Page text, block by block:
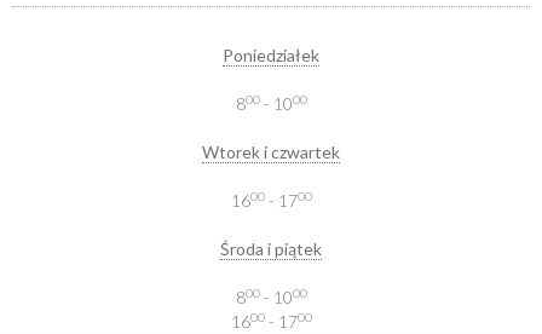
Poniedziałek
800- 1000
Wtorek i czwartek
1600- 1700
Środa i piątek
800- 1000
1600- 1700